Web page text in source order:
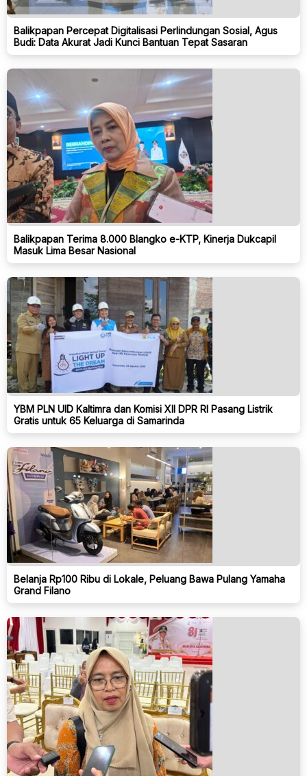
Balikpapan Percepat Digitalisasi Perlindungan Sosial, Agus
Budi: Data Akurat Jadi Kunci Bantuan Tepat Sasaran
Balikpapan Terima 8.000 Blangko e-KTP, Kinerja Dukcapil
Masuk Lima Besar Nasional
YBM PLN UID Kaltimra dan Komisi XII DPR RI Pasang Listrik
Gratis untuk 65 Keluarga di Samarinda
Belanja Rp100 Ribu di Lokale, Peluang Bawa Pulang Yamaha
Grand Filano